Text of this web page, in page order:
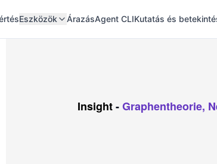
Eszközök ÁrazásAgent CLIKutatás és
Insight-Graphentheorie,